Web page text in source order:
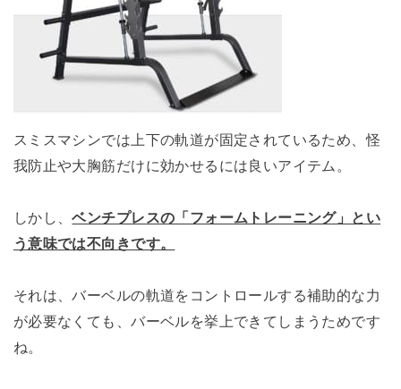
スミスマシンでは上下の軌道が固定されているため、怪
我防止や大胸筋だけに効かせるには良いアイテム。
しかし、ベンチプレスの「フォームトレーニング」とい
う意味では不向きです。
それは、バーベルの軌道をコントロールする補助的な力
が必要なくても、バーベルを挙上できてしまうためです
ね。